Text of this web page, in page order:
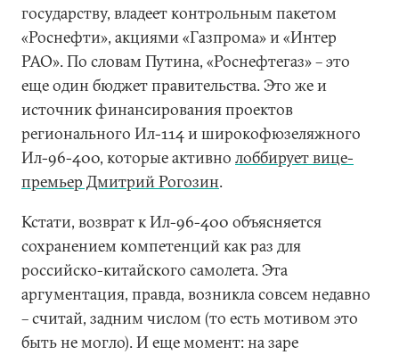
государству, владеет контрольным пакетом
«Роснефти», акциями «Газпрома» и «Интер
РАО». По словам Путина, «Роснефтегаз» – это
еще один бюджет правительства. Это же и
источник финансирования проектов
регионального Ил-114 и широкофюзеляжного
Ил-96-400, которые активно лоббирует вице-
премьер Дмитрий Рогозин.
Кстати, возврат к Ил-96-400 объясняется
сохранением компетенций как раз для
российско-китайского самолета. Эта
аргументация, правда, возникла совсем недавно
– считай, задним числом (то есть мотивом это
быть не могло). И еще момент: на заре